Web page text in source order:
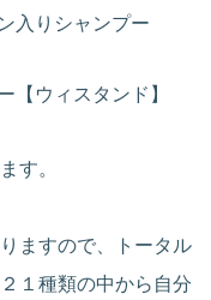
入りシャンプー
【ウィスタンド】
す。
ますので、トータル
１種類の中から自分